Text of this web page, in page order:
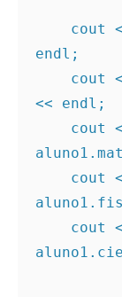
endl;
<< endl;